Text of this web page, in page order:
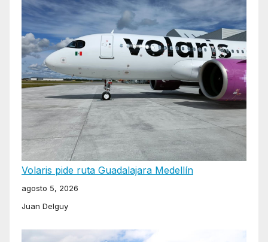
Volaris pide ruta Guadalajara Medellín
agosto 5, 2026
Juan Delguy